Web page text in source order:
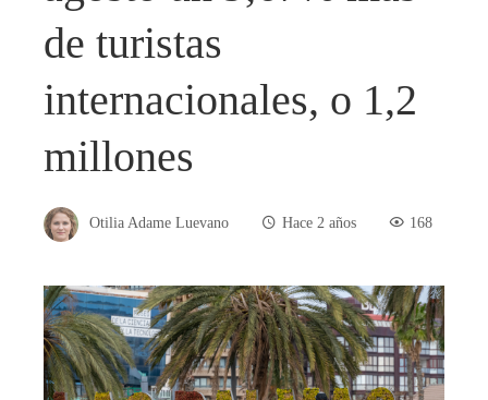
de turistas
internacionales, o 1,2
millones
Otilia Adame Luevano Hace 2 años 168